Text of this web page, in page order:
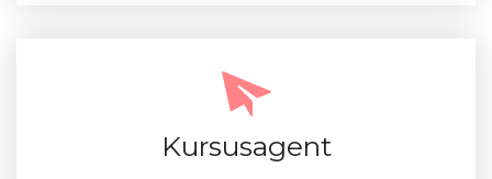
Kursusagent